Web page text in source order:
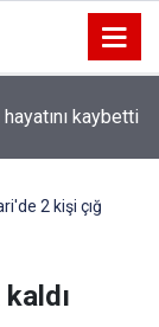
2 kişi çığ